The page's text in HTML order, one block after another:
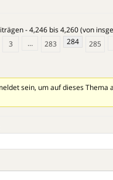
- 4,246 bis 4,260 (von
3 … 283 284 285
sein, um auf dieses Thema